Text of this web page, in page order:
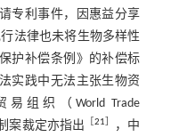
专利事件，因惠益分享
法律也未将生物多样性
护补偿条例》的补偿标
实践中无法主张生物资
组织（World Trade
案裁定亦指出 ［21
，中